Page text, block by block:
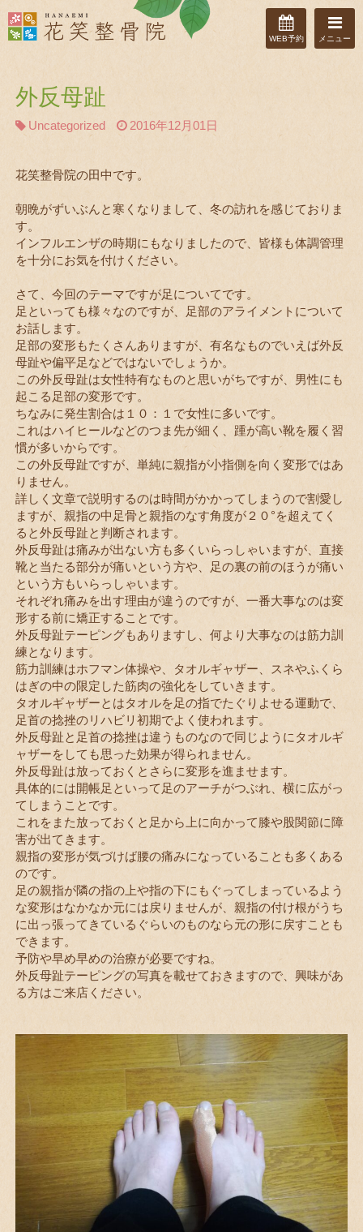
WEB予約 メニュー
外反母趾
Uncategorized 2016年12月01日
花笑整骨院の田中です。
朝晩がずいぶんと寒くなりまして、冬の訪れを感じておりま
す。
インフルエンザの時期にもなりましたので、皆様も体調管理
を十分にお気を付けください。
さて、今回のテーマですが足についてです。
足といっても様々なのですが、足部のアライメントについて
お話します。
足部の変形もたくさんありますが、有名なものでいえば外反
母趾や偏平足などではないでしょうか。
この外反母趾は女性特有なものと思いがちですが、男性にも
起こる足部の変形です。
ちなみに発生割合は１０：１で女性に多いです。
これはハイヒールなどのつま先が細く、踵が高い靴を履く習
慣が多いからです。
この外反母趾ですが、単純に親指が小指側を向く変形ではあ
りません。
詳しく文章で説明するのは時間がかかってしまうので割愛し
ますが、親指の中足骨と親指のなす角度が２０°を超えてく
ると外反母趾と判断されます。
外反母趾は痛みが出ない方も多くいらっしゃいますが、直接
靴と当たる部分が痛いという方や、足の裏の前のほうが痛い
という方もいらっしゃいます。
それぞれ痛みを出す理由が違うのですが、一番大事なのは変
形する前に矯正することです。
外反母趾テーピングもありますし、何より大事なのは筋力訓
練となります。
筋力訓練はホフマン体操や、タオルギャザー、スネやふくら
はぎの中の限定した筋肉の強化をしていきます。
タオルギャザーとはタオルを足の指でたぐりよせる運動で、
足首の捻挫のリハビリ初期でよく使われます。
外反母趾と足首の捻挫は違うものなので同じようにタオルギ
ャザーをしても思った効果が得られません。
外反母趾は放っておくとさらに変形を進ませます。
具体的には開帳足といって足のアーチがつぶれ、横に広がっ
てしまうことです。
これをまた放っておくと足から上に向かって膝や股関節に障
害が出てきます。
親指の変形が気づけば腰の痛みになっていることも多くある
のです。
足の親指が隣の指の上や指の下にもぐってしまっているよう
な変形はなかなか元には戻りませんが、親指の付け根がうち
に出っ張ってきているぐらいのものなら元の形に戻すことも
できます。
予防や早め早めの治療が必要ですね。
外反母趾テーピングの写真を載せておきますので、興味があ
る方はご来店ください。